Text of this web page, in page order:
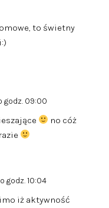
to świetny
godz. 09:00
no cóż
godz. 10:04
iż aktywność